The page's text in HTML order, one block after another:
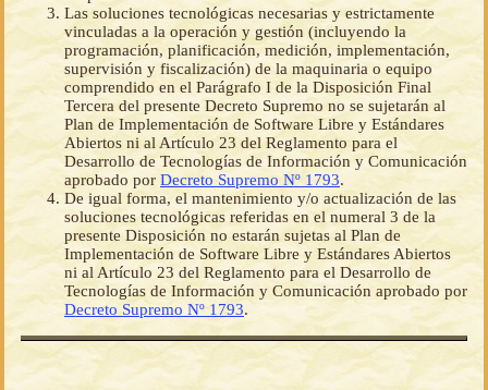
Las soluciones tecnológicas necesarias y estrictamente
vinculadas a la operación y gestión (incluyendo la
programación, planificación, medición, implementación,
supervisión y fiscalización) de la maquinaria o equipo
comprendido en el Parágrafo I de la Disposición Final
Tercera del presente Decreto Supremo no se sujetarán al
Plan de Implementación de Software Libre y Estándares
Abiertos ni al Artículo 23 del Reglamento para el
Desarrollo de Tecnologías de Información y Comunicación
aprobado por Decreto Supremo Nº 1793.
De igual forma, el mantenimiento y/o actualización de las
soluciones tecnológicas referidas en el numeral 3 de la
presente Disposición no estarán sujetas al Plan de
Implementación de Software Libre y Estándares Abiertos
ni al Artículo 23 del Reglamento para el Desarrollo de
Tecnologías de Información y Comunicación aprobado por
Decreto Supremo Nº 1793.